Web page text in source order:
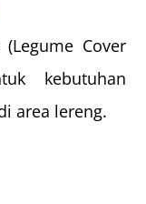
Cover
kebutuhan
area lereng.